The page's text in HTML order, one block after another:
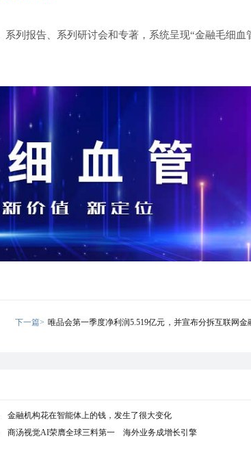
列报告、系列研讨会和专著，系统呈现“金融毛细血
下一篇> 唯品会第一季度净利润5.519亿元，并宣布分拆互联网金
金融机构花在智能体上的钱，发生了很大变化
商汤视觉AI荣膺全球三料第一 海外业务成增长引擎